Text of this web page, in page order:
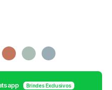
Rosa Verde Azul claro
Brindes Exclusivos